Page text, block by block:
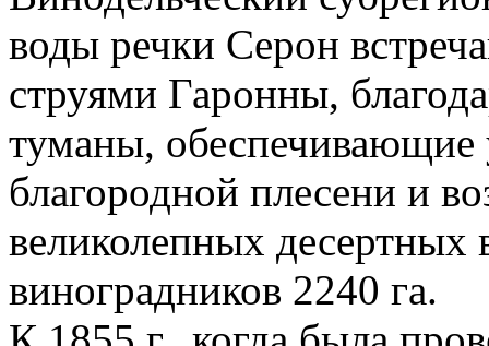
воды речки Серон
струями Гаронны,
туманы, обеспечивающие
благородной плесени и
великолепных
виноградников 2240 га.